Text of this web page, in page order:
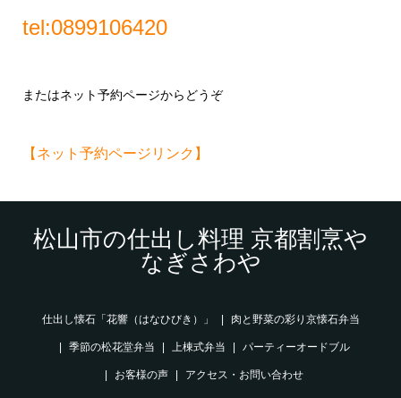
tel:0899106420
またはネット予約ページからどうぞ
【ネット予約ページリンク】
松山市の仕出し料理 京都割烹や
なぎさわや
仕出し懐石「花響（はなひびき）」 肉と野菜の彩り京懐石弁当
季節の松花堂弁当 上棟式弁当 パーティーオードブル
お客様の声 アクセス・お問い合わせ